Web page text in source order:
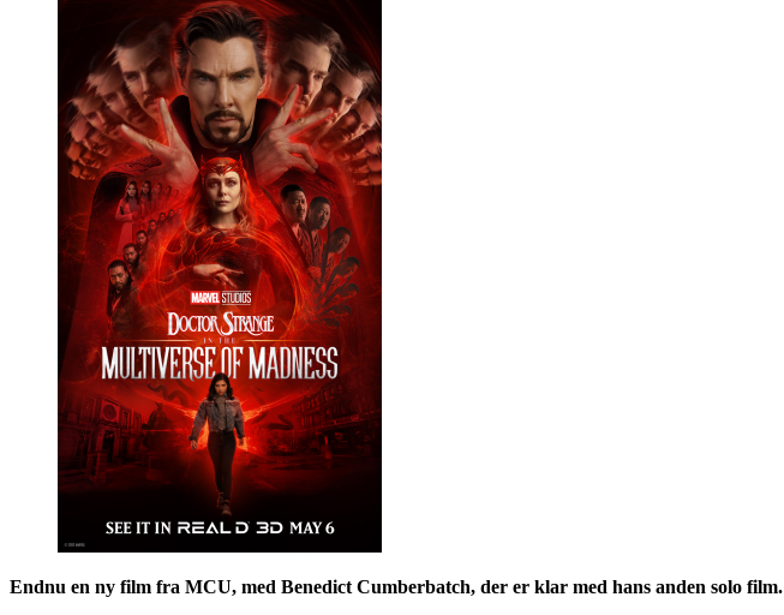
Endnu en ny film fra MCU, med Benedict Cumberbatch, der er klar med hans anden solo film.